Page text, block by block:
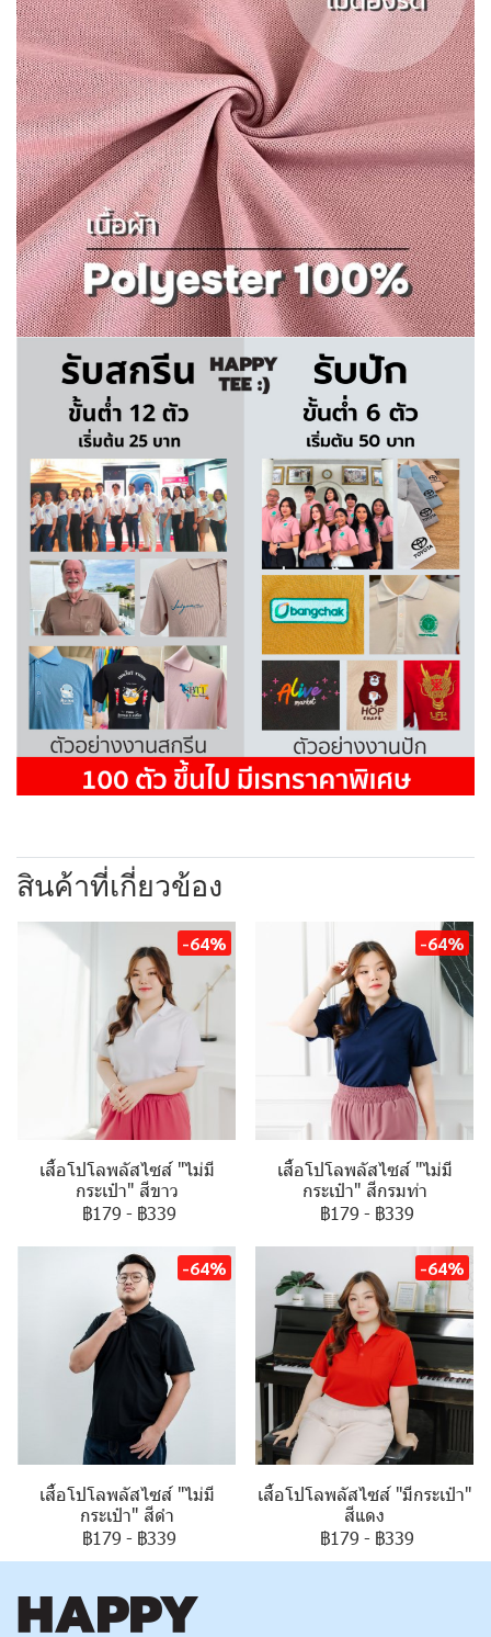
สินค้าที่เกี่ยวข้อง
-64%
เสื้อโปโลพลัสไซส์ "ไม่มี
กระเป๋า" สีขาว
฿179 - ฿339
-64%
เสื้อโปโลพลัสไซส์ "ไม่มี
กระเป๋า" สีกรมท่า
฿179 - ฿339
-64%
เสื้อโปโลพลัสไซส์ "ไม่มี
กระเป๋า" สีดำ
฿179 - ฿339
-64%
เสื้อโปโลพลัสไซส์ "มีกระเป๋า"
สีแดง
฿179 - ฿339